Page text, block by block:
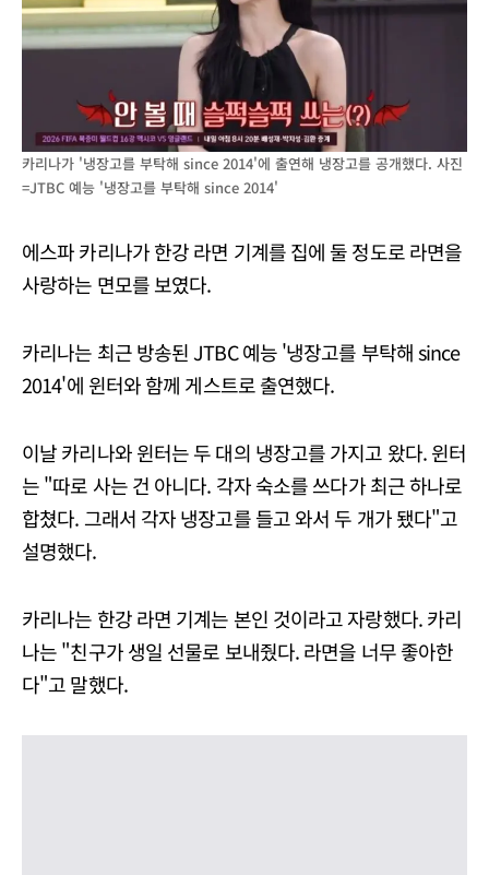
카리나가 '냉장고를 부탁해 since 2014'에 출연해 냉장고를 공개했다. 사진
=JTBC 예능 '냉장고를 부탁해 since 2014'
에스파 카리나가 한강 라면 기계를 집에 둘 정도로 라면을
사랑하는 면모를 보였다.
카리나는 최근 방송된 JTBC 예능 '냉장고를 부탁해 since
2014'에 윈터와 함께 게스트로 출연했다.
이날 카리나와 윈터는 두 대의 냉장고를 가지고 왔다. 윈터
는 "따로 사는 건 아니다. 각자 숙소를 쓰다가 최근 하나로
합쳤다. 그래서 각자 냉장고를 들고 와서 두 개가 됐다"고
설명했다.
카리나는 한강 라면 기계는 본인 것이라고 자랑했다. 카리
나는 "친구가 생일 선물로 보내줬다. 라면을 너무 좋아한
다"고 말했다.